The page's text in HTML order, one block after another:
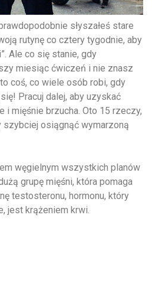
słyszałeś stare
rutynę co cztery tygodnie, aby
Ale co się stanie, gdy
miesiąc ćwiczeń i nie znasz
coś, co wiele osób robi, gdy
Pracuj dalej, aby uzyskać
i mięśnie brzucha. Oto 15 rzeczy,
osiągnąć wymarzoną
węgielnym wszystkich planów
grupę mięśni, która pomaga
testosteronu, hormonu, który
jest krążeniem krwi.